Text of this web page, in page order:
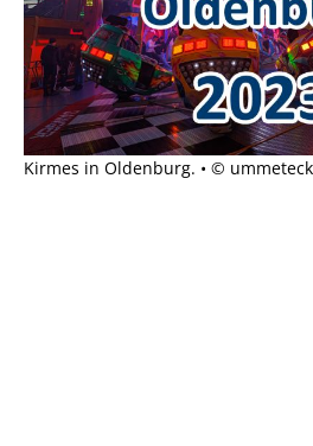
Kirmes in Oldenburg. • ©